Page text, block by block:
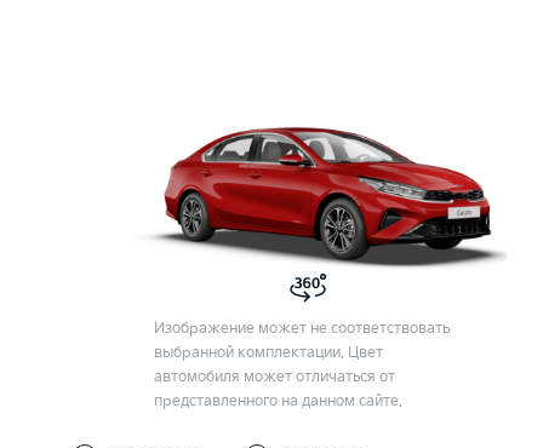
Изображение может не соответствовать
выбранной комплектации. Цвет
автомобиля может отличаться от
представленного на данном сайте.